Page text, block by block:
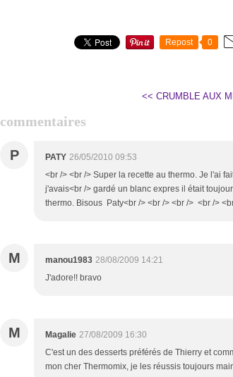
Repost 0
<< CRUMBLE AUX
commentaires
P PATY 26/05/2010 09:53
<br /> <br /> Super la recette au thermo. Je l'ai
j'avais<br /> gardé un blanc expres il était
thermo. Bisous Paty<br /> <br /> <br /> <br />
M manou1983 28/08/2009 14:21
J'adore!! bravo
M Magalie 27/08/2009 16:30
C'est un des desserts préférés de Thierry et
mon cher Thermomix, je les réussis toujours